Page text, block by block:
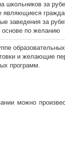
школьников за
являющиеся
заведения за
основе по желанию
и желающие
программ.
можно